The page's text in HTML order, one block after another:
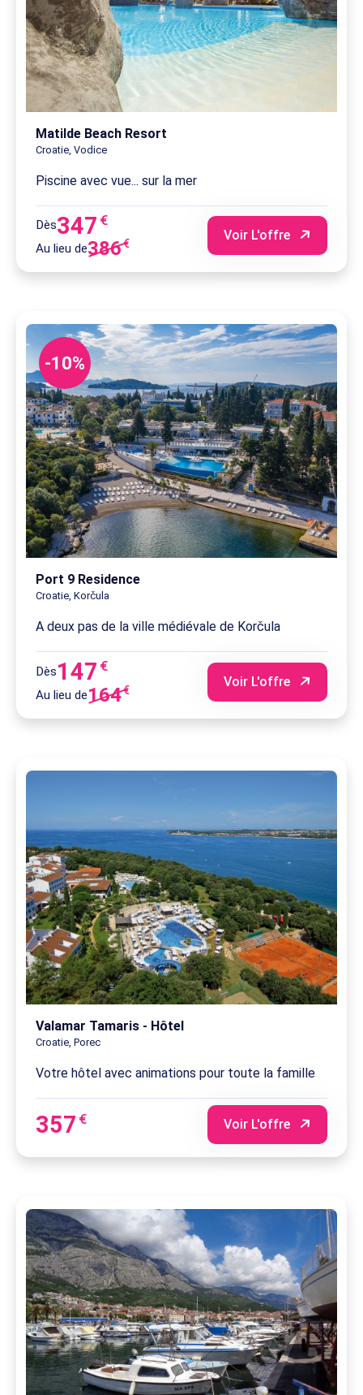
Matilde Beach Resort
Croatie, Vodice
Piscine avec vue... sur la mer
Dès347 €
Au lieu de386€
Voir L'offre
-10%
Port 9 Residence
Croatie, Korčula
A deux pas de la ville médiévale de Korčula
Dès147 €
Au lieu de164€
Voir L'offre
Valamar Tamaris - Hôtel
Croatie, Porec
Votre hôtel avec animations pour toute la famille
357 € Voir L'offre